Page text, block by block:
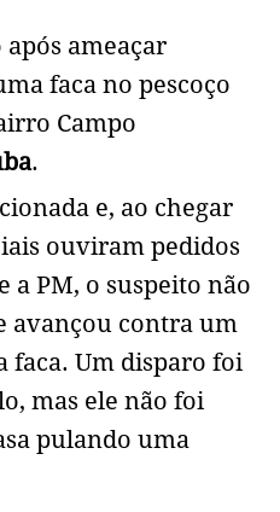
ameaçar
faca no pescoço
Campo
.
e, ao chegar
ouviram pedidos
a PM, o suspeito não
avançou contra um
faca. Um disparo foi
mas ele não foi
pulando uma